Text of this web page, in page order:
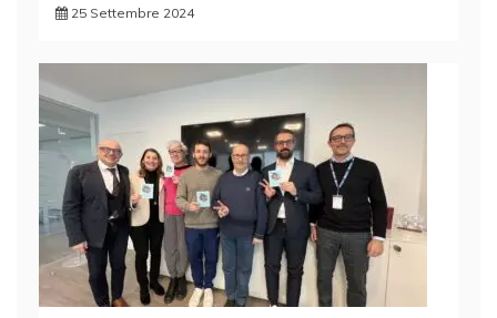
25 Settembre 2024